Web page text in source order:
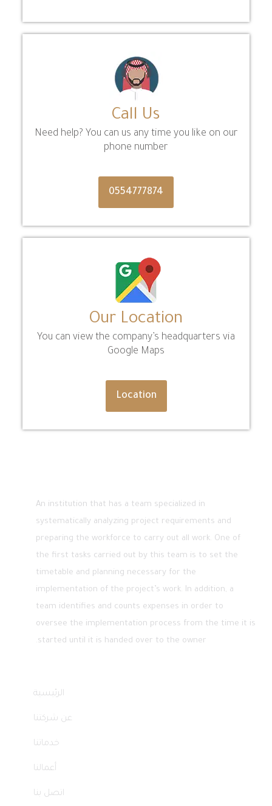
Call Us
Need help? You can us any time you like on our
phone number
0554777874
Our Location
You can view the company’s headquarters via
Google Maps
Location
An institution that has a team specialized in
systematically analyzing project requirements and
preparing the workforce to carry out all work. One of
the first tasks carried out by this team is to set the
timetable and planning necessary for the
implementation of the project’s work. In addition, a
team identifies and counts expenses in order to
oversee the implementation process from the time it is
started until it is handed over to the owner.
الرئيسية
عن شركتنا
خدماتنا
أعمالنا
اتصل بنا